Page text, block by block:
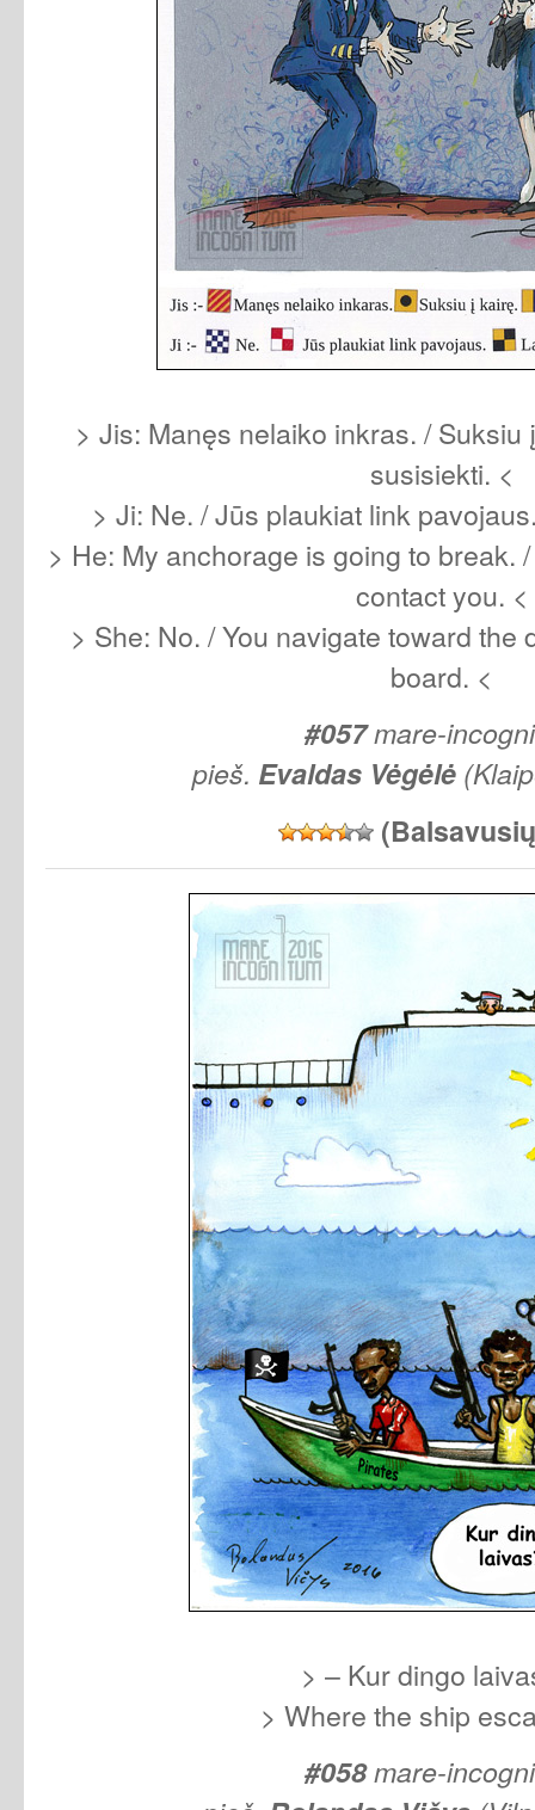
> Jis: Manęs nelaiko inkras. /
susisiekti. <
> Ji: Ne. / Jūs plaukiat link
> He: My anchorage is going to break.
contact you. <
> She: No. / You navigate toward the
board. <
#057mare-
pieš. Evaldas Vėgėlė
> – Kur dingo
> Where the ship
#058mare-